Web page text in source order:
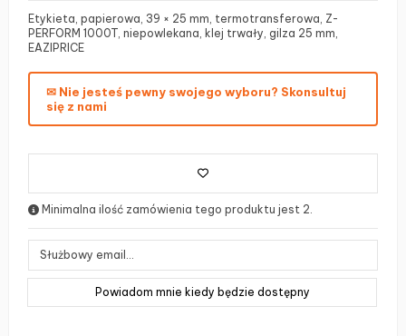
Etykieta, papierowa, 39 × 25 mm, termotransferowa, Z-
PERFORM 1000T, niepowlekana, klej trwały, gilza 25 mm,
EAZIPRICE
✉ Nie jesteś pewny swojego wyboru? Skonsultuj
się z nami
Minimalna ilość zamówienia tego produktu jest 2.